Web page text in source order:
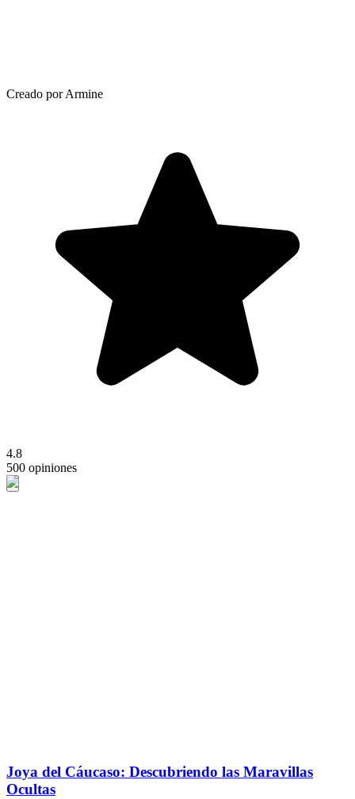
Creado por Armine
4.8
500 opiniones
Joya del Cáucaso: Descubriendo las Maravillas
Ocultas